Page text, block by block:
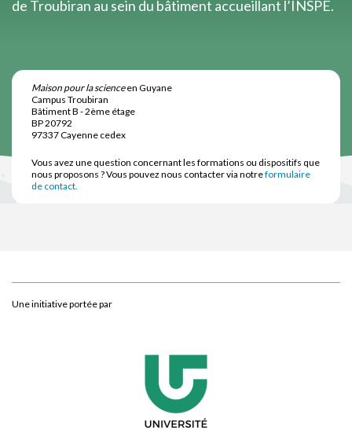
de Troubiran au sein du bâtiment accueillant l’INSPE.
Maison pour la scienceen Guyane
Campus Troubiran
Bâtiment B - 2ème étage
BP 20792
97337 Cayenne cedex
Vous avez une question concernant les formations ou dispositifs que
nous proposons ? Vous pouvez nous contacter via notreformulaire
de contact.
Une initiative portée par